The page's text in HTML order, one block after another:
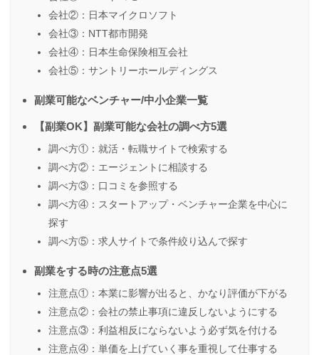
会社②：日本マイクロソフト
会社③：NTT都市開発
会社④：日本生命保険相互会社
会社⑤：サントリーホールディングス
副業可能なベンチャー/中小企業一覧
【副業OK】副業可能な会社の調べ方5選
調べ方①：就活・転職サイトで検索する
調べ方②：エージェントに相談する
調べ方③：口コミを参照する
調べ方④：スタートアップ・ベンチャー企業を中心に
探す
調べ方⑤：求人サイトで条件絞り込んで探す
副業をする時の注意点5選
注意点①：本業に影響が出ると、かなり評価が下がる
注意点②：会社の禁止事項に違反しないようにする
注意点③：利益相反にならないよう必ず気を付ける
注意点④：単価を上げていく事を重視して仕事する